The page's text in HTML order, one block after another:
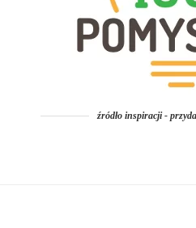
źródło inspiracji -